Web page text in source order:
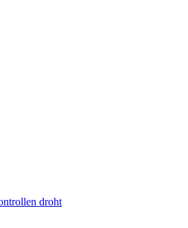
droht